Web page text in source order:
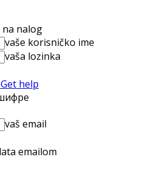
nalog
vaše korisničko ime
vaša lozinka
help
vaš email
emailom